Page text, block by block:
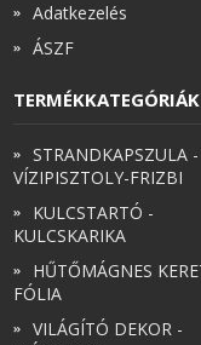
Adatkezelés
ÁSZF
TERMÉKKATEGÓRIÁK
STRANDKAPSZULA -
VÍZIPISZTOLY-FRIZBI
KULCSTARTÓ -
KULCSKARIKA
HŰTŐMÁGNES
FÓLIA
VILÁGÍTÓ DEKOR -